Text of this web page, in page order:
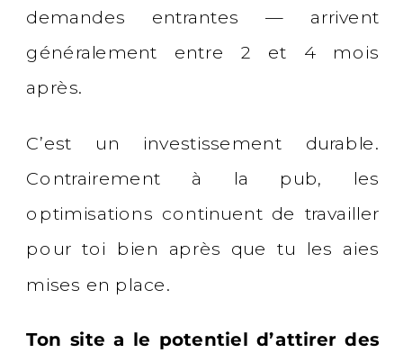
demandes entrantes — arrivent
généralement entre 2 et 4 mois
après.
C’est un investissement durable.
Contrairement à la pub, les
optimisations continuent de travailler
pour toi bien après que tu les aies
mises en place.
Ton site a le potentiel d’attirer des